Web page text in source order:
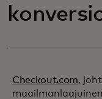
Checkout.com,